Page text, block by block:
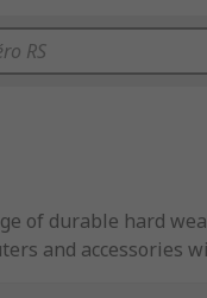
of durable hard
and accessories